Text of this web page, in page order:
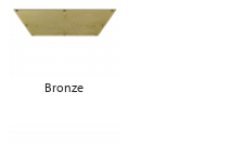
Bronze